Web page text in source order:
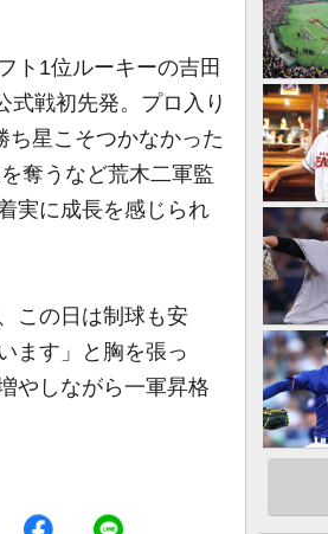
ト1位ルーキーの吉田
式戦初先発。プロ入り
ち星こそつかなかった
奪うなど荒木二軍監
実に成長を感じられ
この日は制球も安
ます」と胸を張っ
やしながら一軍昇格